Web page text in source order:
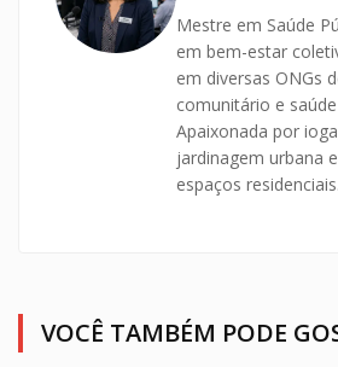
Mestre em Saúde
em bem-estar
em diversas ONGs
comunitário e
Apaixonada por
jardinagem urbana
espaços residenciais.
VOCÊ TAMBÉM PODE